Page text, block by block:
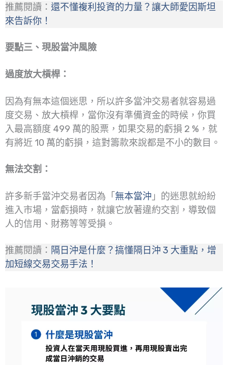
推薦閱讀： 還不懂複利投資的力量？讓大師愛因斯坦
來告訴你！
要點三、現股當沖風險
過度放大槓桿：
因為有無本這個迷思，所以許多當沖交易者就容易過
度交易、放大槓桿，當你沒有準備資金的時候，你買
入最高額度 499 萬的股票，如果交易的虧損 2 %，就
有將近 10 萬的虧損，這對籌款來說都是不小的數目。
無法交割：
許多新手當沖交易者因為「無本當沖 」的迷思就紛紛
進入市場，當虧損時，就讓它放著違約交割，導致個
人的信用、財務等等受損。
推薦閱讀： 隔日沖是什麼？搞懂隔日沖 3 大重點，增
加短線交易交易手法！